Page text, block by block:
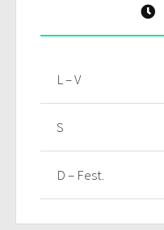
L – V
S
D – Fest.